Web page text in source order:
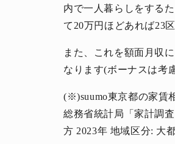
人生
内で一人暮らしをする
て20万円ほどあれば23
また、これを額面月収
なります(ボーナスは考
(※)suumo東京都の家賃
総務省統計局「家計調
方 2023年 地域区分: 大